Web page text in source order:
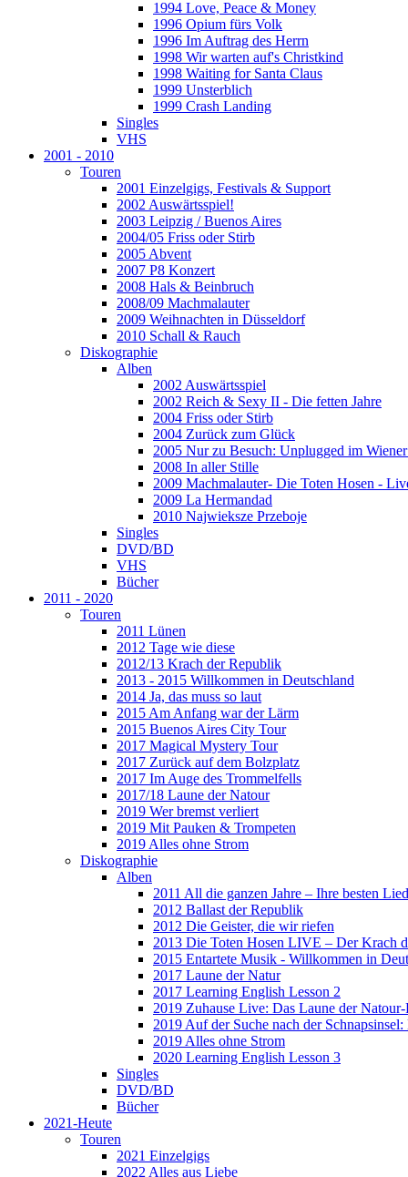
1994 Love, Peace & Money
1996 Opium fürs Volk
1996 Im Auftrag des Herrn
1998 Wir warten auf's Christkind
1998 Waiting for Santa Claus
1999 Unsterblich
1999 Crash Landing
Singles
VHS
2001 - 2010
Touren
2001 Einzelgigs, Festivals & Support
2002 Auswärtsspiel!
2003 Leipzig / Buenos Aires
2004/05 Friss oder Stirb
2005 Abvent
2007 P8 Konzert
2008 Hals & Beinbruch
2008/09 Machmalauter
2009 Weihnachten in Düsseldorf
2010 Schall & Rauch
Diskographie
Alben
2002 Auswärtsspiel
2002 Reich & Sexy II - Die fetten Jahre
2004 Friss oder Stirb
2004 Zurück zum Glück
2005 Nur zu Besuch: Unplugged im
2008 In aller Stille
2009 Machmalauter- Die Toten Hosen -
2009 La Hermandad
2010 Najwieksze Przeboje
Singles
DVD/BD
VHS
Bücher
2011 - 2020
Touren
2011 Lünen
2012 Tage wie diese
2012/13 Krach der Republik
2013 - 2015 Willkommen in Deutschland
2014 Ja, das muss so laut
2015 Am Anfang war der Lärm
2015 Buenos Aires City Tour
2017 Magical Mystery Tour
2017 Zurück auf dem Bolzplatz
2017 Im Auge des Trommelfells
2017/18 Laune der Natour
2019 Wer bremst verliert
2019 Mit Pauken & Trompeten
2019 Alles ohne Strom
Diskographie
Alben
2011 All die ganzen Jahre – Ihre besten
2012 Ballast der Republik
2012 Die Geister, die wir riefen
2013 Die Toten Hosen LIVE – Der Krach
2015 Entartete Musik - Willkommen in
2017 Laune der Natur
2017 Learning English Lesson 2
2019 Zuhause Live: Das Laune der
2019 Auf der Suche nach der
2019 Alles ohne Strom
2020 Learning English Lesson 3
Singles
DVD/BD
Bücher
2021-Heute
Touren
2021 Einzelgigs
2022 Alles aus Liebe